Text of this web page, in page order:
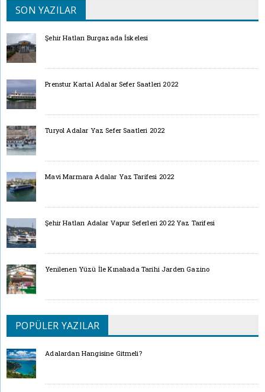
SON YAZILAR
Şehir Hatları Burgazada İskelesi
Prenstur Kartal Adalar Sefer Saatleri 2022
Turyol Adalar Yaz Sefer Saatleri 2022
Mavi Marmara Adalar Yaz Tarifesi 2022
Şehir Hatları Adalar Vapur Seferleri 2022 Yaz Tarifesi
Yenilenen Yüzü İle Kınalıada Tarihi Jarden Gazino
POPÜLER YAZILAR
Adalardan Hangisine Gitmeli?